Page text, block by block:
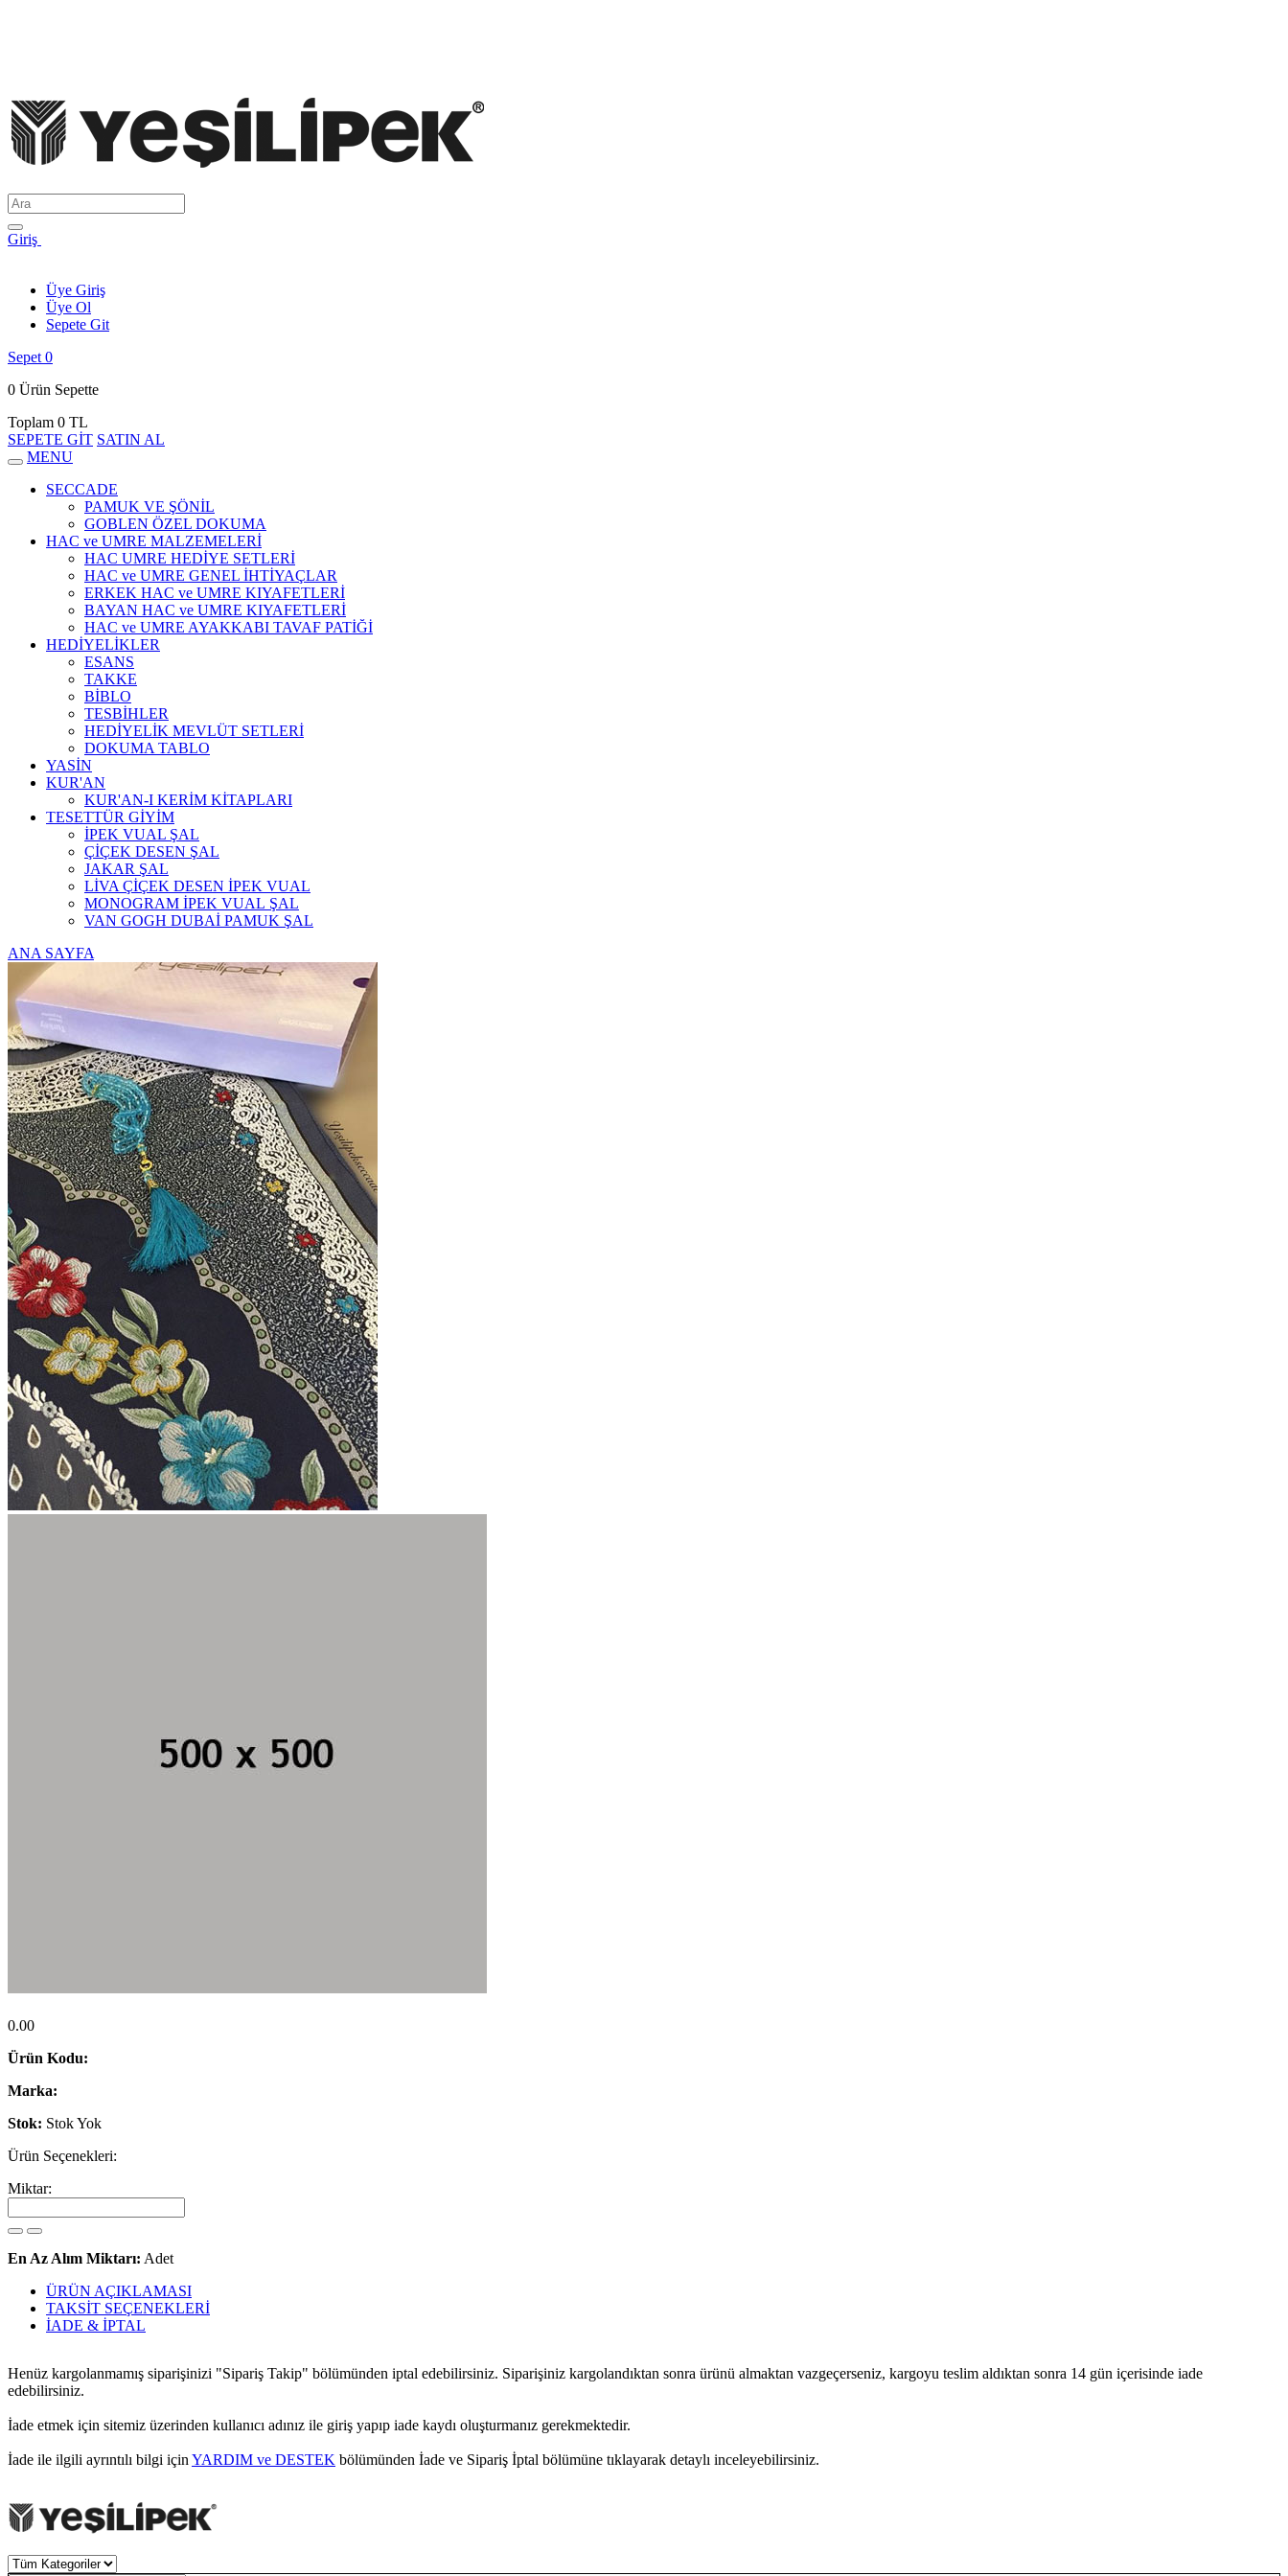
Giriş
Üye Giriş
Üye Ol
Sepete Git
Sepet 0
0 Ürün Sepette
Toplam 0 TL
SEPETE GİT SATIN AL
MENU
SECCADE
PAMUK VE ŞÖNİL
GOBLEN ÖZEL DOKUMA
HAC ve UMRE MALZEMELERİ
HAC UMRE HEDİYE SETLERİ
HAC ve UMRE GENEL İHTİYAÇLAR
ERKEK HAC ve UMRE KIYAFETLERİ
BAYAN HAC ve UMRE KIYAFETLERİ
HAC ve UMRE AYAKKABI TAVAF PATİĞİ
HEDİYELİKLER
ESANS
TAKKE
BİBLO
TESBİHLER
HEDİYELİK MEVLÜT SETLERİ
DOKUMA TABLO
YASİN
KUR'AN
KUR'AN-I KERİM KİTAPLARI
TESETTÜR GİYİM
İPEK VUAL ŞAL
ÇİÇEK DESEN ŞAL
JAKAR ŞAL
LİVA ÇİÇEK DESEN İPEK VUAL
MONOGRAM İPEK VUAL ŞAL
VAN GOGH DUBAİ PAMUK ŞAL
ANA SAYFA
0.00
Ürün Kodu:
Marka:
Stok: Stok Yok
Ürün Seçenekleri:
Miktar:
En Az Alım Miktarı: Adet
ÜRÜN AÇIKLAMASI
TAKSİT SEÇENEKLERİ
İADE & İPTAL
Henüz kargolanmamış siparişinizi "Sipariş Takip" bölümünden iptal edebilirsiniz. Siparişiniz kargolandıktan sonra ürünü almaktan vazgeçerseniz, kargoyu teslim aldıktan sonra 14 gün içerisinde iade
edebilirsiniz.
İade etmek için sitemiz üzerinden kullanıcı adınız ile giriş yapıp iade kaydı oluşturmanız gerekmektedir.
İade ile ilgili ayrıntılı bilgi içinYARDIM ve DESTEK bölümünden İade ve Sipariş İptal bölümüne tıklayarak detaylı inceleyebilirsiniz.